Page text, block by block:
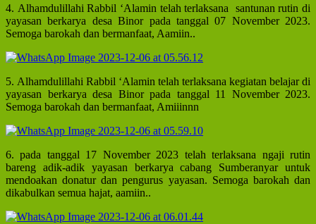
4. Alhamdulillahi Rabbil ‘Alamin telah terlaksana santunan rutin di
yayasan berkarya desa Binor pada tanggal 07 November 2023.
Semoga barokah dan bermanfaat, Aamiin..
5. Alhamdulillahi Rabbil ‘Alamin telah terlaksana kegiatan belajar di
yayasan berkarya desa Binor pada tanggal 11 November 2023.
Semoga barokah dan bermanfaat, Amiiinnn
6. pada tanggal 17 November 2023 telah terlaksana ngaji rutin
bareng adik-adik yayasan berkarya cabang Sumberanyar untuk
mendoakan donatur dan pengurus yayasan. Semoga barokah dan
dikabulkan semua hajat, aamiin..